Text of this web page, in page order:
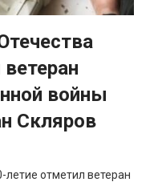
войны
Скляров
отметил ветеран